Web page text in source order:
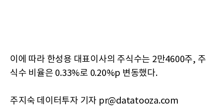
이에 따라 한성용 대표이사의 주식수는 2만4600주, 주
식수 비율은 0.33%로 0.20%p 변동했다.
주지숙 데이터투자 기자 pr@datatooza.com